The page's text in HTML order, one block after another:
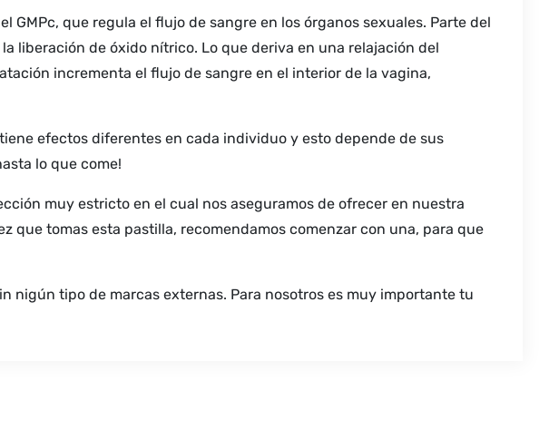
que regula el flujo de sangre en los órganos sexuales. Parte del
liberación de óxido nítrico. Lo que deriva en una relajación del
incrementa el flujo de sangre en el interior de la vagina,
efectos diferentes en cada individuo y esto depende de sus
lo que come!
muy estricto en el cual nos aseguramos de ofrecer en nuestra
que tomas esta pastilla, recomendamos comenzar con una, para que
nigún tipo de marcas externas. Para nosotros es muy importante tu